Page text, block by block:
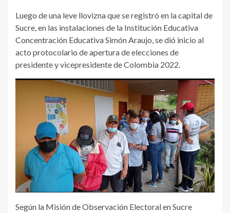
Luego de una leve llovizna que se registró en la capital de
Sucre, en las instalaciones de la Institución Educativa
Concentración Educativa Simón Araujo, se dió inicio al
acto protocolario de apertura de elecciones de
presidente y vicepresidente de Colombia 2022.
Según la Misión de Observación Electoral en Sucre